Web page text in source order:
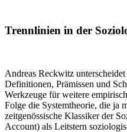
Trennlinien in der
Andreas Reckwitz
Definitionen, Prämissen und
Werkzeuge für weitere
Folge die Systemtheorie, die ja
zeitgenössische Klassiker der
Account) als Leitstern